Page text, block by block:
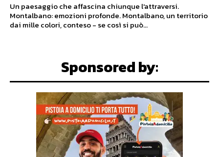
Un paesaggio che affascina chiunque l'attraversi.
Montalbano: emozioni profonde. Montalbano, un territorio
dai mille colori, conteso - se così si può...
Sponsored by: